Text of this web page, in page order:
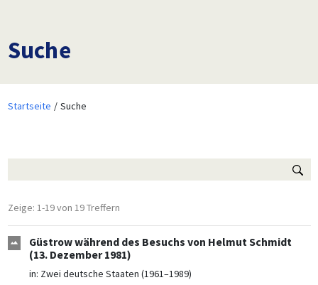
Suche
Startseite Suche
Zeige: 1-19 von 19 Treffern
Güstrow während des Besuchs von Helmut Schmidt
(13. Dezember 1981)
in: Zwei deutsche Staaten (1961–1989)